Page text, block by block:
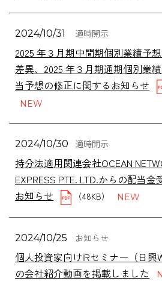
2024/10/31 適時開示
2025 年３月期中間期個別業績予
差異、2025 年３月期通期個別業
当予想の修正に関するお知らせ
2024/10/30 適時開示
持分法適用関連会社OCEAN
EXPRESS PTE. LTD.からの配当金
お知らせ
（48KB）
2024/10/25 お知らせ
個人投資家向けIRセミナー（日興
の会社紹介動画を掲載しました